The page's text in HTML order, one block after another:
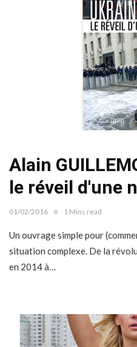
Alain
le réveil d'une
01/02/2016 1 Mins read
Un ouvrage simple pour
situation complexe. De la
en 2014 à…